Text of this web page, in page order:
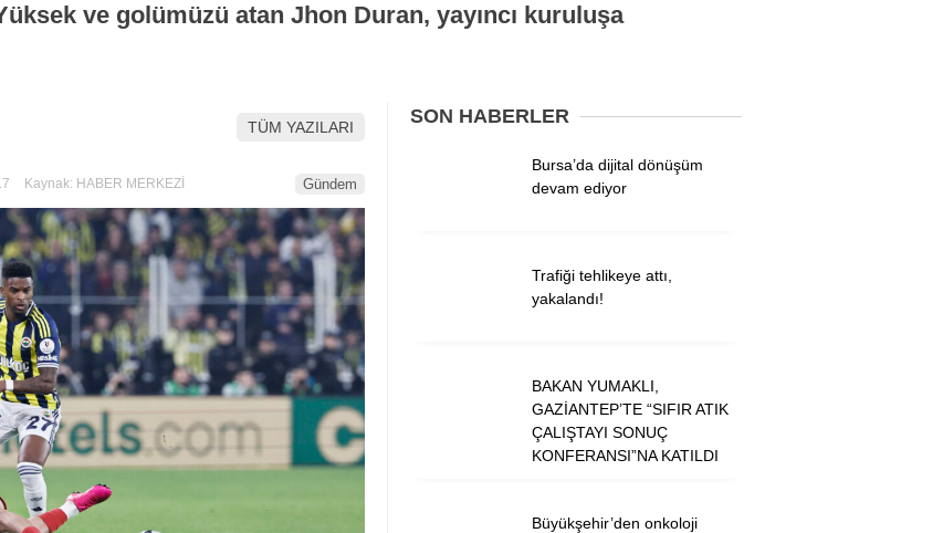
Ekonomi
ve golümüzü atan Jhon Duran, yayıncı kuruluşa
TÜM YAZILARI
Kaynak: HABER MERKEZİ Gündem
SON HABERLER
Bursa’da dijital dönüşüm
devam ediyor
Trafiği tehlikeye attı,
yakalandı!
BAKAN YUMAKLI,
GAZİANTEP’TE “SIFIR ATIK
ÇALIŞTAYI SONUÇ
KONFERANSI”NA KATILDI
Büyükşehir’den onkoloji